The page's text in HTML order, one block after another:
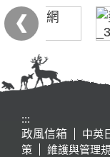
:::
政風信箱
中英
策
維護與管理